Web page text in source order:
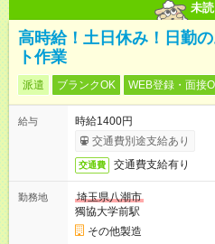
未読
高時給！土日休み！日勤
ト作業
派遣 ブランクOK WEB登録・面接
給与
時給1400円
交通費別途支給あり
交通費 交通費支給有り
勤務地
埼玉県八潮市
獨協大学前駅
その他製造